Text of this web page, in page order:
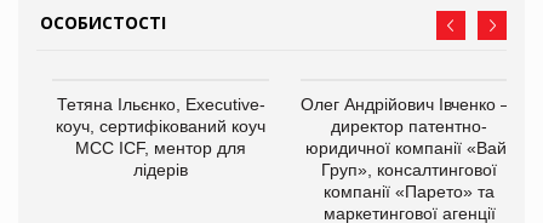
ОСОБИСТОСТІ
Тетяна Ільєнко, Executive-
коуч, сертифікований коуч
МСС ICF, ментор для
лідерів
Олег Андрійович Івченко —
директор патентно-
юридичної компанії «Вайз
Груп», консалтингової
компанії «Парето» та
маркетингової агенції